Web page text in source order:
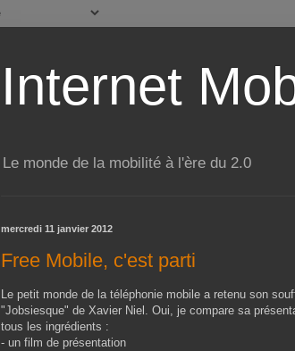
Internet
Le monde de la mobilité à l'ère du 2.0
mercredi 11 janvier 2012
Free Mobile, c'est parti
Le petit monde de la téléphonie mobile a retenu son
"Jobsiesque" de Xavier Niel. Oui, je compare sa
tous les ingrédients :
- un film de présentation